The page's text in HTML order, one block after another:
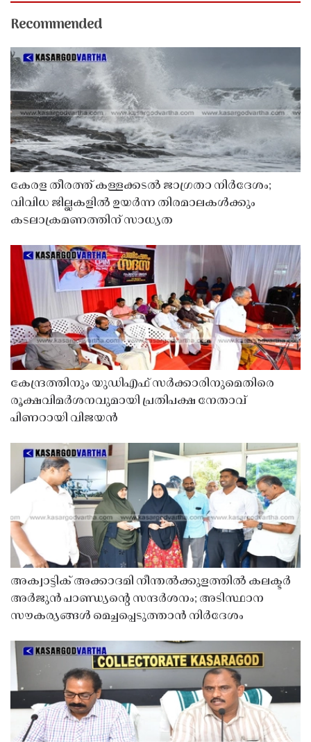
Recommended
കേരള തീരത്ത് കള്ളക്കടൽ ജാഗ്രതാ നിർദേശം;
വിവിധ ജില്ലകളിൽ ഉയർന്ന തിരമാലകൾക്കും
കടലാക്രമണത്തിന് സാധ്യത
കേന്ദ്രത്തിനും യുഡിഎഫ് സർക്കാരിനുമെതിരെ
രൂക്ഷവിമർശനവുമായി പ്രതിപക്ഷ നേതാവ്
പിണറായി വിജയൻ
അക്വാട്ടിക് അക്കാദമി നീന്തൽക്കുളത്തിൽ കലക്ടർ
അർജുൻ പാണ്ഡ്യൻ്റെ സന്ദർശനം; അടിസ്ഥാന
സൗകര്യങ്ങൾ മെച്ചപ്പെടുത്താൻ നിർദേശം